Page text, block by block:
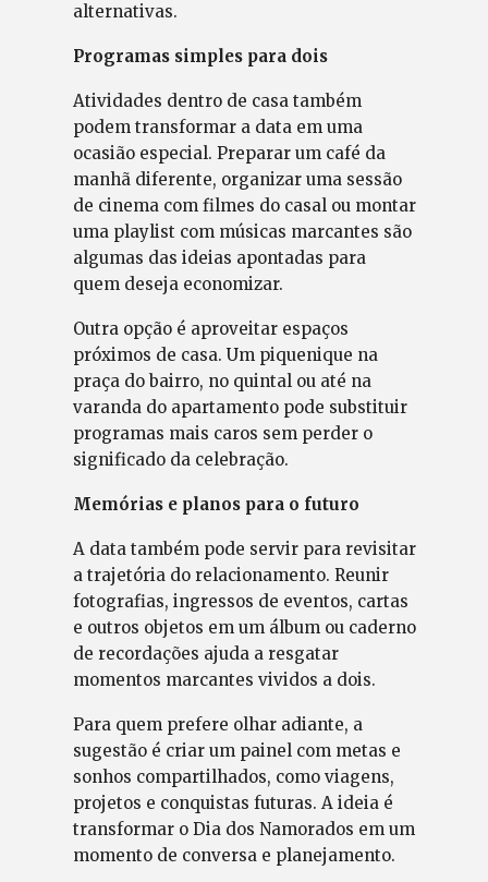
alternativas.
Programas simples para dois
Atividades dentro de casa também
podem transformar a data em uma
ocasião especial. Preparar um café da
manhã diferente, organizar uma sessão
de cinema com filmes do casal ou montar
uma playlist com músicas marcantes são
algumas das ideias apontadas para
quem deseja economizar.
Outra opção é aproveitar espaços
próximos de casa. Um piquenique na
praça do bairro, no quintal ou até na
varanda do apartamento pode substituir
programas mais caros sem perder o
significado da celebração.
Memórias e planos para o futuro
A data também pode servir para revisitar
a trajetória do relacionamento. Reunir
fotografias, ingressos de eventos, cartas
e outros objetos em um álbum ou caderno
de recordações ajuda a resgatar
momentos marcantes vividos a dois.
Para quem prefere olhar adiante, a
sugestão é criar um painel com metas e
sonhos compartilhados, como viagens,
projetos e conquistas futuras. A ideia é
transformar o Dia dos Namorados em um
momento de conversa e planejamento.